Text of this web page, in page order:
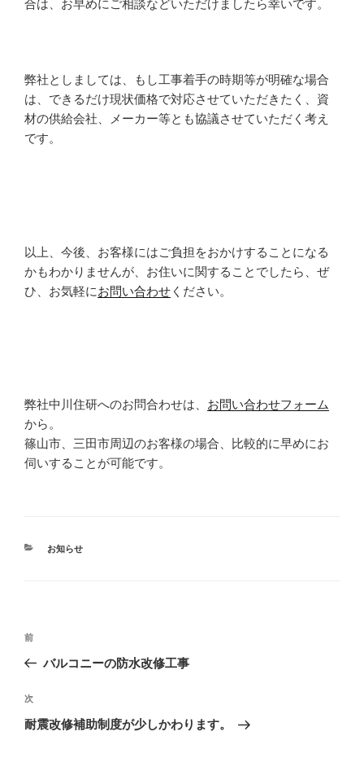
合は、お早めにご相談などいただけましたら幸いです。
弊社としましては、もし工事着手の時期等が明確な場合
は、できるだけ現状価格で対応させていただきたく、資
材の供給会社、メーカー等とも協議させていただく考え
です。
以上、今後、お客様にはご負担をおかけすることになる
かもわかりませんが、お住いに関することでしたら、ぜ
ひ、お気軽にお問い合わせ ください。
弊社中川住研へのお問合わせは、 お問い合わせフォーム
から。
篠山市、三田市周辺のお客様の場合、比較的に早めにお
伺いすることが可能です。
カ
お知らせ
投
ビ
ゲ
前
の
稿
前
バルコニーの防水改修工事
次
の
次
耐震改修補助制度が少しかわります。